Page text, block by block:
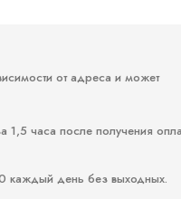
от адреса и может
часа после получения
каждый день без выходных.